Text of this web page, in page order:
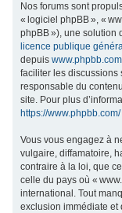
Nos forums sont
« logiciel phpBB », «
phpBB »), une solution
licence publique
depuiswww.phpbb.com
faciliter les discussions
responsable du
site. Pour plus
https://www.phpbb.com/
Vous vous engagez à
vulgaire, diffamatoire,
contraire à la loi, que
celle du pays où «
international. Tout
exclusion immédiate et